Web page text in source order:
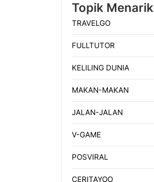
Topik Menarik
TRAVELGO
FULLTUTOR
KELILING DUNIA
MAKAN-MAKAN
JALAN-JALAN
V-GAME
POSVIRAL
CERITAYOO